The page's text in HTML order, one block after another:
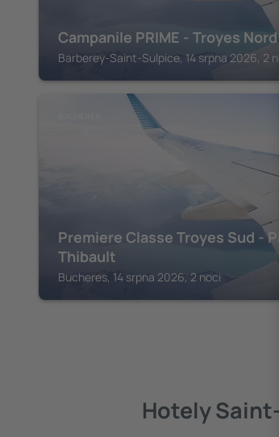
Campanile PRIME - Troyes
Barberey-Saint-Sulpice, 14 srpna 2026, 2
Premiere Classe Troyes Sud -
Thibault
Bucheres, 14 srpna 2026, 2 noci
Hotely